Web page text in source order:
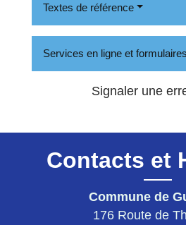
Textes de référence
Services en ligne et formulaires
Signaler une
Contacts et
Commune de
176 Route de